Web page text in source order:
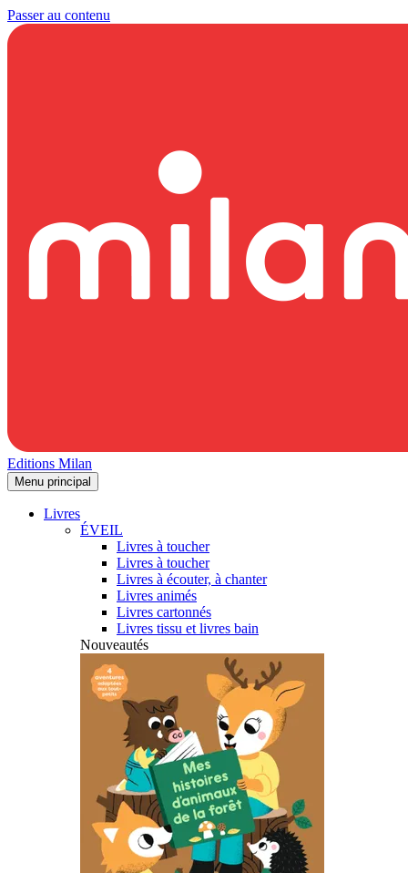
Passer au contenu
Editions Milan
Menu principal
Livres
ÉVEIL
Livres à toucher
Livres à toucher
Livres à écouter, à chanter
Livres animés
Livres cartonnés
Livres tissu et livres bain
Nouveautés